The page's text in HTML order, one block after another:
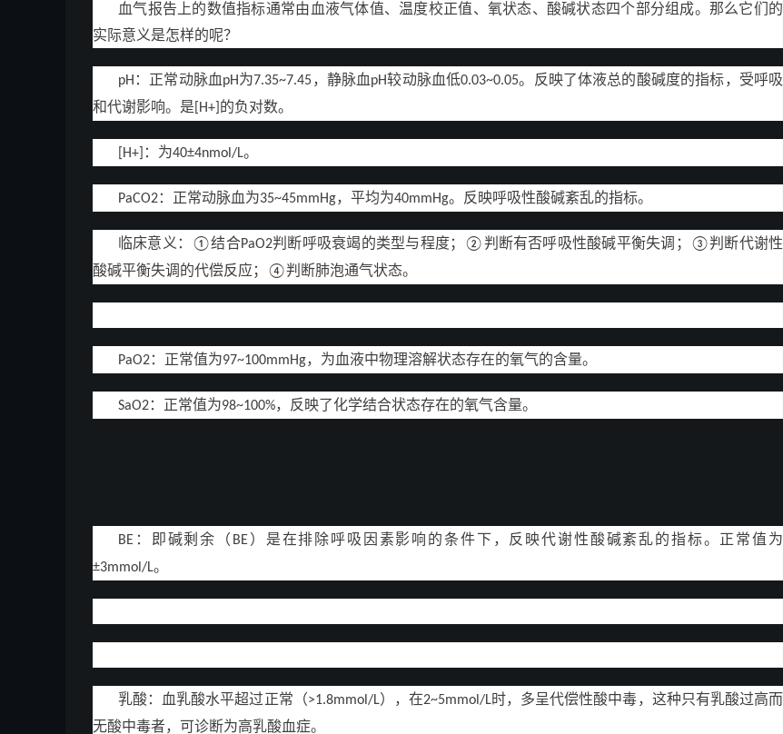
血气报告上的数值指标通常由血液气体值、温度校正值、氧状态、酸碱状态四个部分组成。那么它们的
实际意义是怎样的呢？
pH ：正常动脉血pH为7.35~7.45，静脉血pH较动脉血低0.03~0.05。反映了体液总的酸碱度的指标，受呼吸
和代谢影响。是 [H+] 的负对数。
[H+] ：为40±4nmol/L。
PaCO2：正常动脉血为35~45mmHg，平均为40mmHg。反映呼吸性酸碱紊乱的指标。
临床意义： ①结合PaO2判断呼吸衰竭的类型与程度； ②判断有否呼吸性酸碱平衡失调； ③判断代谢性
酸碱平衡失调的代偿反应；
④判断肺泡通气状态。
PaO2：正常值为97~100mmHg，为血液中物理溶解状态存在的氧气的含量。
SaO2：正常值为98~100%，反映了化学结合状态存在的氧气含量。
BE ：即碱剩余（ BE）是在排除呼吸因素影响的条件下，反映代谢性酸碱紊乱的指标。正常值为
±3mmol/L。
乳酸：血乳酸水平超过正常（>1.8mmol/L），在2~5mmol/L时，多呈代偿性酸中毒，这种只有乳酸过高而
无酸中毒者，可诊断为高乳酸血症。